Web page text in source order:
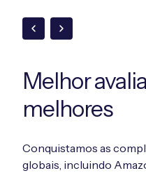
Melhor
melhores
Conquistamos as
globais, incluindo